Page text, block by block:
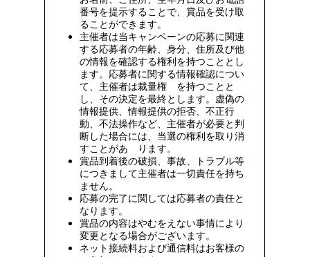
番号を提示することで、賞品を受け取
ることができます。
主催者は当キャンペーンの応募に関連
する応募者の年齢、身分、住所及び他
の情報を確認する権利を持つこととし
ます。応募者に関する情報確認につい
て、主催者は裁量権 を持つことと
し、その決定を最終とします。虚偽の
情報提供、情報提供の拒否、不正行
動、不法操作など、主催者が必要と判
断した場合には、当選の権利を取り消
すことがあ ります。
賞品到着後の破損、事故、トラブル等
につきまして主催者は一切責任を持ち
ません。
応募の完了に関しては応募者の責任と
なります。
賞品の内容はやむをえない事情により
変更となる場合がございます。
ネット接続料および通信料はお客様の